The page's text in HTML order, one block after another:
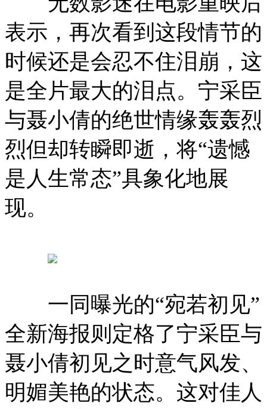
表示，再次看到这段情节的
时候还是会忍不住泪崩，这
是全片最大的泪点。宁采臣
与聂小倩的绝世情缘轰轰烈
烈但却转瞬即逝，将“遗憾
是人生常态”具象化地展
现。
一同曝光的“宛若初见”
全新海报则定格了宁采臣与
聂小倩初见之时意气风发、
明媚美艳的状态。这对佳人